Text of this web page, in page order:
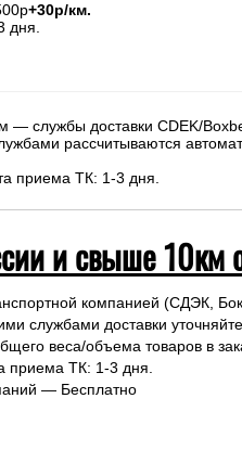
+30р/км.
дня.
— службы доставки CDEK/
рассчитываются
приема ТК: 1-3 дня.
и свыше
компанией (СДЭК,
службами доставки
веса/объема товаров в
приема ТК: 1-3 дня.
— Бесплатно